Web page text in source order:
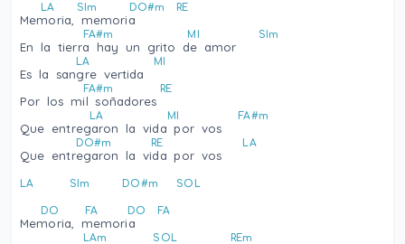
LA SIm DO#m RE
Memoria, memoria
FA#m MI SIm
En la tierra hay un grito de amor
LA MI
Es la sangre vertida
FA#m RE
Por los mil soñadores
LA MI FA#m
Que entregaron la vida por vos
DO#m RE LA
Que entregaron la vida por vos
LA SIm DO#m SOL
DO FA DO FA
Memoria, memoria
LAm SOL REm